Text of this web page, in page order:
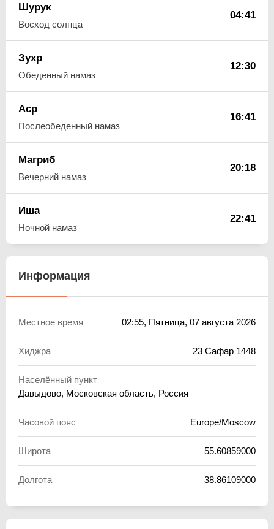
Шурук
Восход солнца
04:41
Зухр
Обеденный намаз
12:30
Аср
Послеобеденный намаз
16:41
Магриб
Вечерний намаз
20:18
Иша
Ночной намаз
22:41
Информация
Местное время 02:55, Пятница, 07 августа 2026
Хиджра 23 Сафар 1448
Населённый пункт
Давыдово, Московская область, Россия
Часовой пояс Europe/Moscow
Широта 55.60859000
Долгота 38.86109000